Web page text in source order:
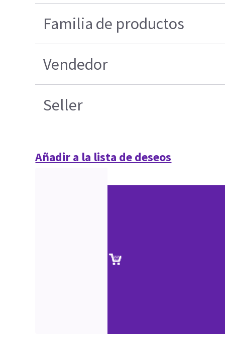
Familia de productos
Vendedor
Seller
Añadir a la lista de deseos